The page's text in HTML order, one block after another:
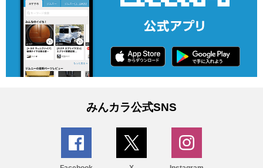
みんカラ公式SNS